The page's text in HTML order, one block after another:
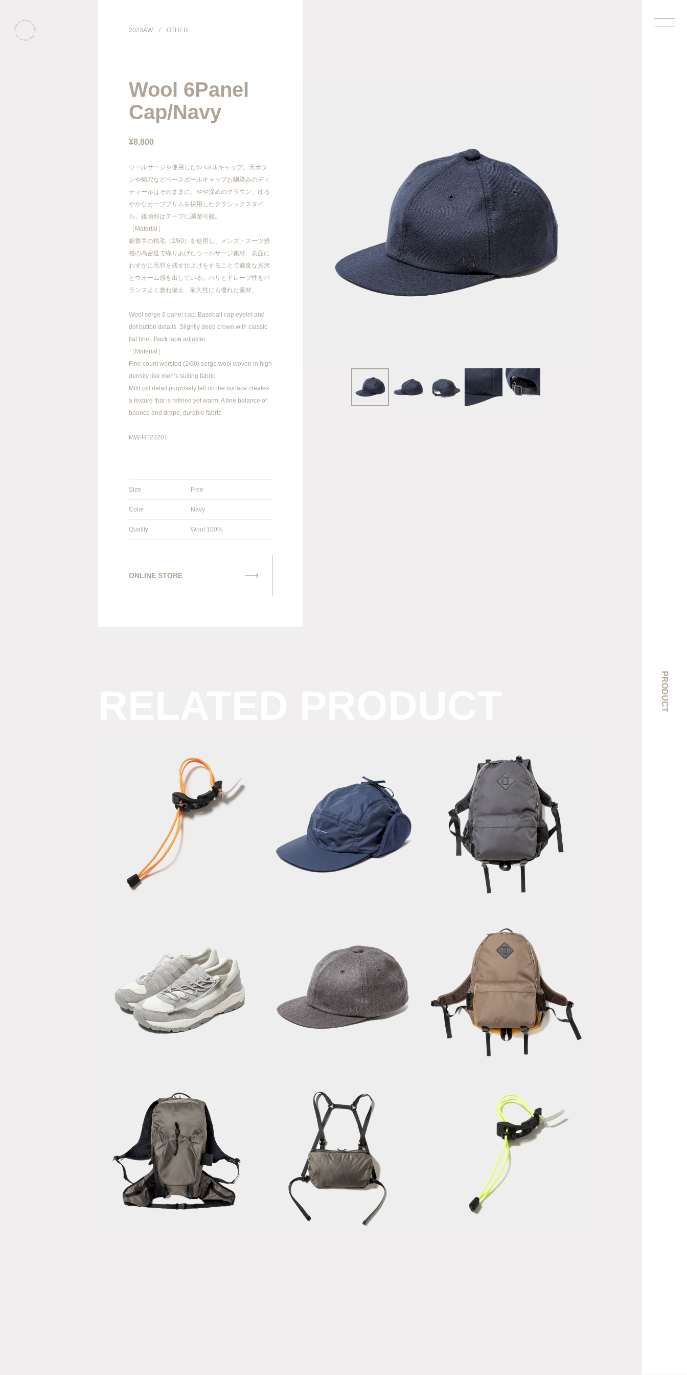
2023AW / OTHER
Wool 6Panel
Cap/Navy
¥8,800
ウールサージを使用した6パネルキャップ。天ボタ
ンや菊穴などベースボールキャップお馴染みのディ
ティールはそのままに、やや深めのクラウン、ゆる
やかなカーブブリムを採用したクラシックスタイ
ル。後頭部はテープに調整可能。
［Material］
細番手の梳毛（2/60）を使用し、メンズ・スーツ規
格の高密度で織りあげたウールサージ素材。表面に
わずかに毛羽を残す仕上げをすることで適度な光沢
とウォーム感を出している。ハリとドレープ性をバ
ランスよく兼ね備え、耐久性にも優れた素材。
Wool serge 6 panel cap. Baseball cap eyelet and
dot button details. Slightly deep crown with classic
flat brim. Back tape adjuster.
［Material］
Fine count worsted (2/60) serge wool woven in high
density like men’s suiting fabric.
Mild pill detail purposely left on the surface creates
a texture that is refined yet warm. A fine balance of
bounce and drape, durable fabric.
MW-HT23201
Size Free
Color Navy
Quality Wool 100%
ONLINE STORE
Bungee Cord
Holder/Safety
Orange
Polartec®
Fleece Cover
Cordura®
Nylon
Daypack
“Common”/Charcoal
Converse
Odessa/Aluminum Wool 6Panel
Cordura®
Nylon
Daypack
“Common”/D.Beige
Road Hike
Pack/Charcoal
Road Hike
Chest
Bag/Charcoal
Bungee Cord
Holder/Safety
Yellow
20AW/21SS
PRODUCT
STORELIST
ABOUT
FACEBOOK
INSTAGRAM
PRODUCT